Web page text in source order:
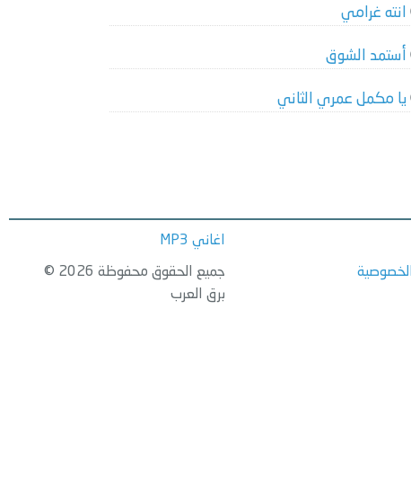
انته غرامي
أستمد الشوق
يا مكمل عمري الثاني
اغاني MP3
جميع الحقوق محفوظة 2026 ©
برق العرب